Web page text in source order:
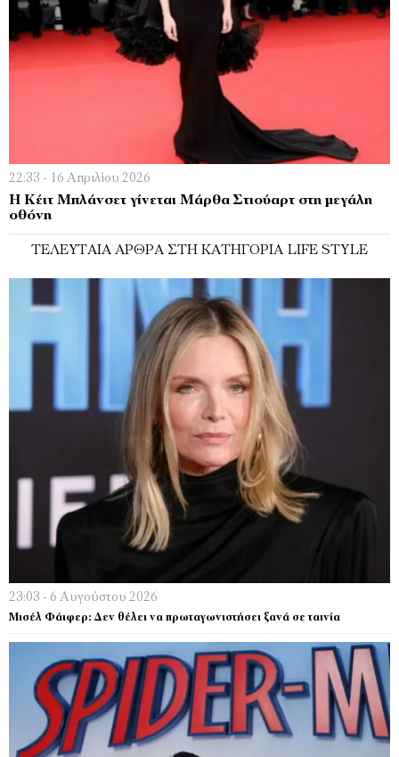
22:33 - 16 Απριλίου 2026
Η Κέιτ Μπλάνσετ γίνεται Μάρθα Στιούαρτ στη μεγάλη
οθόνη
ΤΕΛΕΥΤΑΊΑ ΆΡΘΡΑ ΣΤΗ ΚΑΤΗΓΟΡΊΑ LIFE STYLE
23:03 - 6 Αυγούστου 2026
Μισέλ Φάιφερ: Δεν θέλει να πρωταγωνιστήσει ξανά σε ταινία